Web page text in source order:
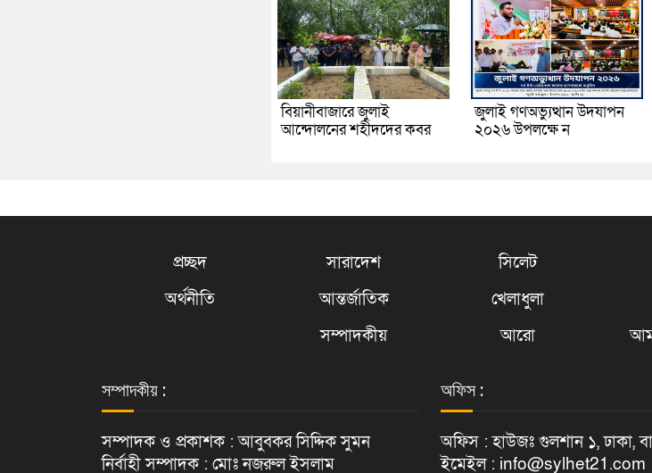
বিয়ানীবাজারে জুলাই
আন্দোলনের শহীদদের কবর
জুলাই গণঅভ্যুত্থান উদযাপন
২০২৬ উপলক্ষে ন
প্রচ্ছদ সারাদেশ সিলেট
অর্থনীতি
আন্তর্জাতিক খেলাধুলা
সম্পাদকীয়
আরো
সম্পাদকীয় :
সম্পাদক ও প্রকাশক : আবুবকর সিদ্দিক সুমন
নির্বাহী সম্পাদক : মোঃ নজরুল ইসলাম
অফিস :
অফিস : হাউজঃ গুলশান ১, ঢাকা,
ইমেইল : info@sylhet21.com